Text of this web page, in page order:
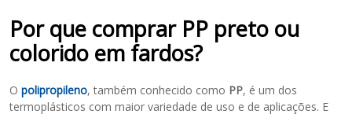
Por que comprar PP preto ou
colorido em fardos?
Opolipropileno, também conhecido como PP, é um dos
termoplásticos com maior variedade de uso e de aplicações. E